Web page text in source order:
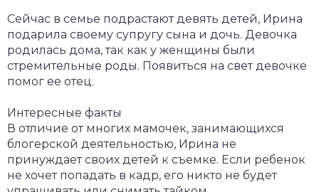
Сейчас в семье подрастают девять детей, Ирина
подарила своему супругу сына и дочь. Девочка
родилась дома, так как у женщины были
стремительные роды. Появиться на свет девочке
помог ее отец.
Интересные факты
В отличие от многих мамочек, занимающихся
блогерской деятельностью, Ирина не
принуждает своих детей к съемке. Если ребенок
не хочет попадать в кадр, его никто не будет